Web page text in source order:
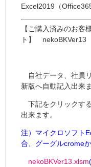
Excel2019（
【ご購入済みのお
ト】 nekoBKVer13
自社データ、社員
新版へ自動記入出来ま
下記をクリックす
出来ます。
注）マイクロソフト
合、グーグルcrome
nekoBKVer13.xlsm